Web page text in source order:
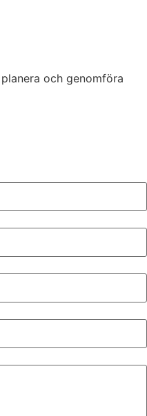
och genomföra